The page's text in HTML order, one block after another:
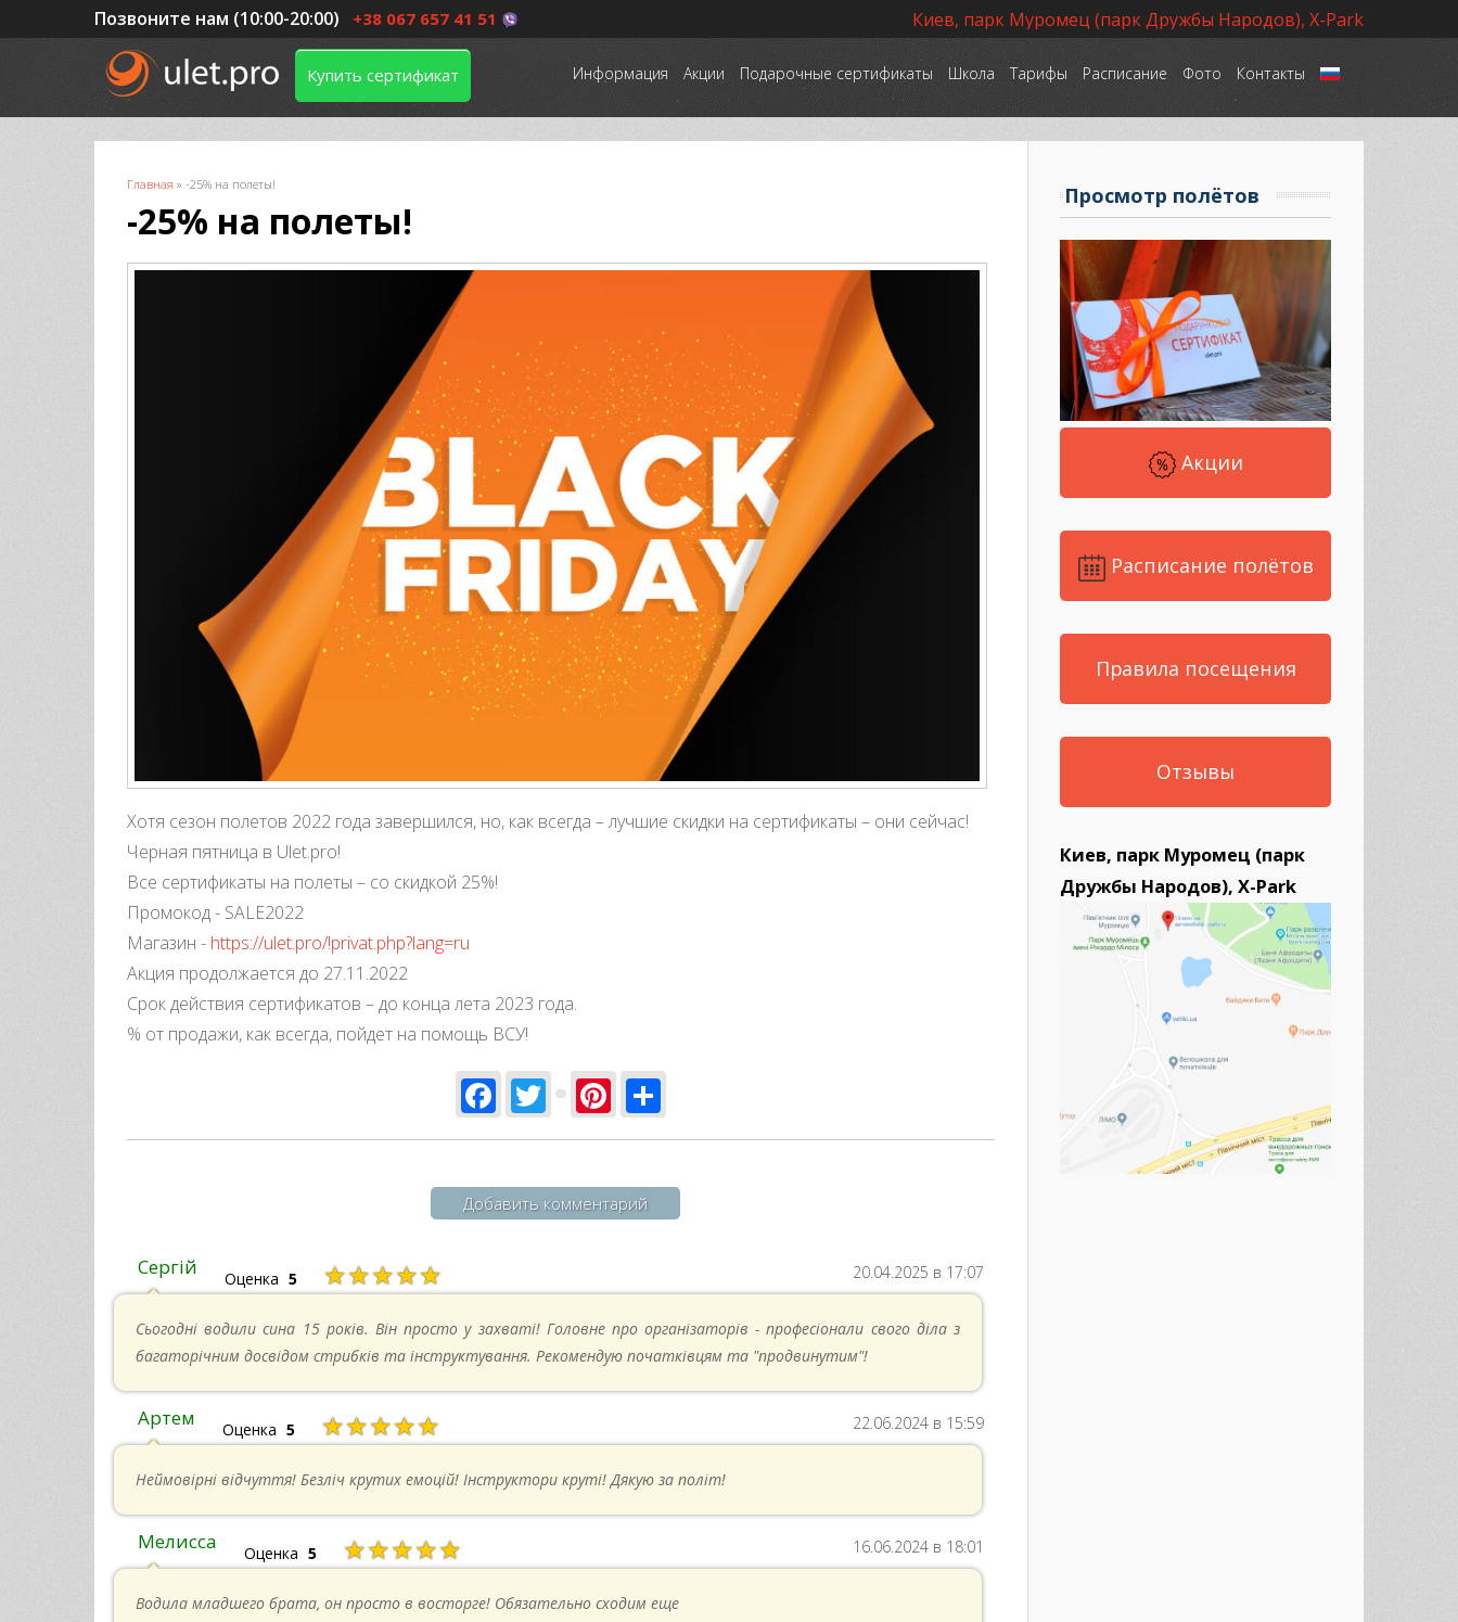
Позвоните нам (10:00-20:00) +38 067 657 41 51 Киев, парк Муромец (парк Дружбы Народов), X-Park
Купить сертификат Информация Акции Подарочные сертификаты Школа Тарифы Расписание Фото Контакты Язык
Вы здесь
Главная » -25% на полеты!
-25% на полеты!
Хотя сезон полетов 2022 года завершился, но, как всегда – лучшие скидки на сертификаты – они сейчас!
Черная пятница в Ulet.pro!
Все сертификаты на полеты – со скидкой 25%!
Промокод - SALE2022
Магазин - https://ulet.pro/!privat.php?lang=ru
Акция продолжается до 27.11.2022
Срок действия сертификатов – до конца лета 2023 года.
% от продажи, как всегда, пойдет на помощь ВСУ!
Facebook
TwitterPinterest
Добавить комментарий
Сергій Оценка 5 ★★★★★ 20.04.2025 в 17:07
Сьогодні водили сина 15 років. Він просто у захваті! Головне про організаторів - професіонали свого діла з
багаторічним досвідом стрибків та інструктування. Рекомендую початківцям та "продвинутим"!
Артем Оценка 5 ★★★★★ 22.06.2024 в 15:59
Неймовірні відчуття! Безліч крутих емоцій! Інструктори круті! Дякую за політ!
Мелисса Оценка 5 ★★★★★ 16.06.2024 в 18:01
Водила младшего брата, он просто в восторге! Обязательно сходим еще
Просмотр полётов
Акции
Расписание полётов
Правила посещения
Отзывы
Киев, парк Муромец (парк
Дружбы Народов), X-Park